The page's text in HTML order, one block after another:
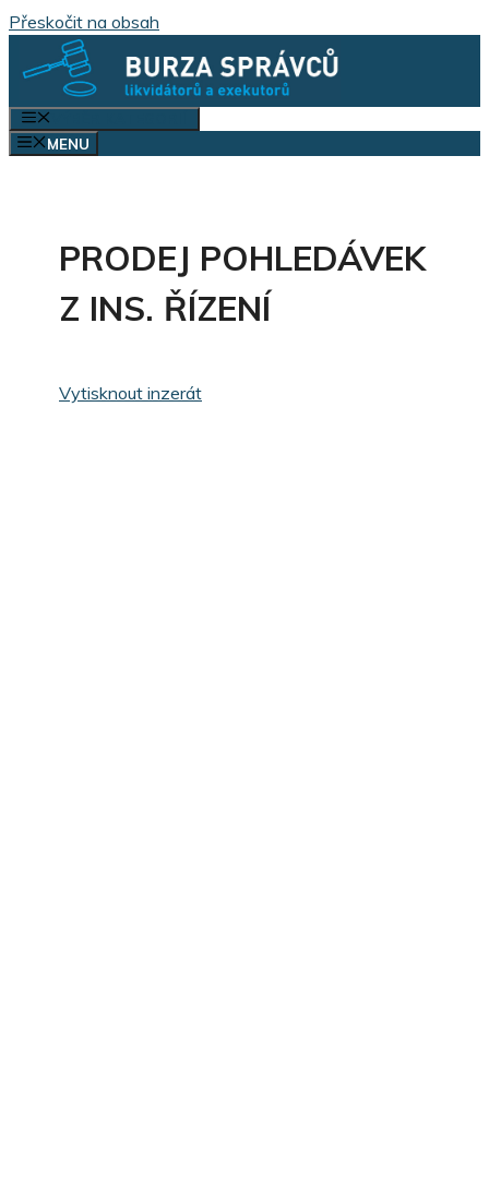
Přeskočit na obsah
MENU
PRODEJ POHLEDÁVEK
Z INS. ŘÍZENÍ
Vytisknout inzerát